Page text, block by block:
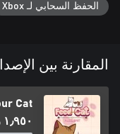
الحفظ السحابي لـ Xbox
المقارنة بين
Cat
١٫٩٥٠ ر.ع.‏